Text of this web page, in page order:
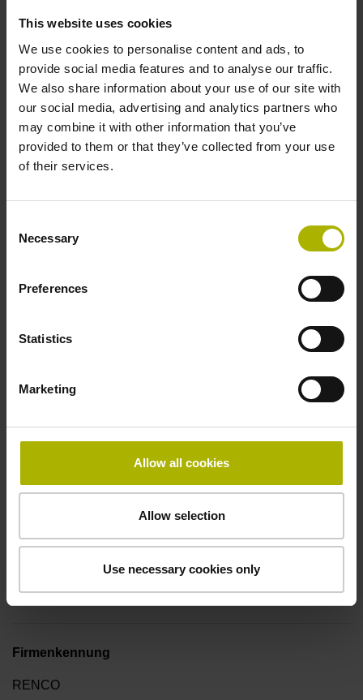
This website uses cookies
We use cookies to personalise content and ads, to
provide social media features and to analyse our traffic.
We also share information about your use of our site with
our social media, advertising and analytics partners who
may combine it with other information that you’ve
provided to them or that they’ve collected from your use
of their services.
Selection
Necessary
Preferences
Statistics
Marketing
Allow all cookies
Allow selection
Use necessary cookies only
-30/+115 °C
Elektrischer Anschluss
Stiftleiste abgewinkelt, 2-reihig, 15-polig
Anschluss-Belegung
Kappe mit Bohrung
Schraube 2x M2,5x5,25mm T8-Torx und
Verpackungsart
Sammelverpackung im Kunststoffbehälter 10 Stück
Firmenkennung
RENCO